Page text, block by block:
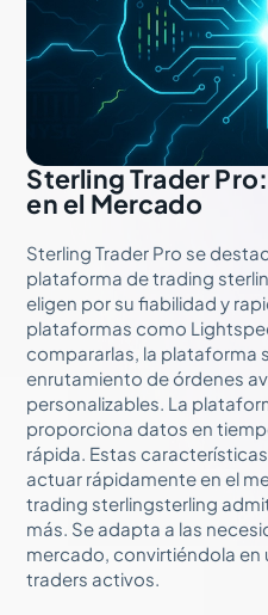
Sterling Trader
en el Mercado
Sterling Trader Pro se
plataforma de trading
eligen por su fiabilidad y
plataformas como
compararlas, la plataforma
enrutamiento de órdenes
personalizables. La
proporciona datos en
rápida. Estas
actuar rápidamente en el
trading sterlingsterling
más. Se adapta a las
mercado, convirtiéndola en
traders activos.